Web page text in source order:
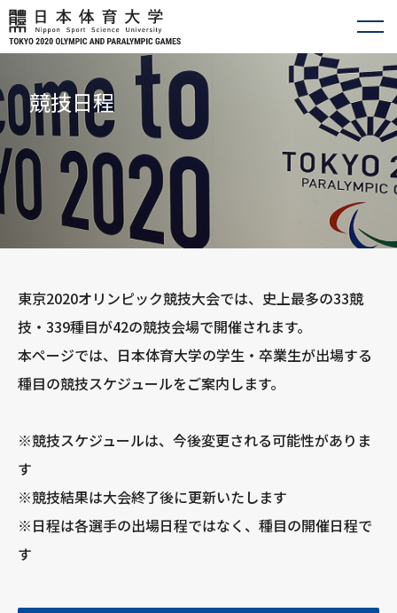
競技日程
東京2020オリンピック競技大会では、史上最多の33競
技・339種目が42の競技会場で開催されます。
本ページでは、日本体育大学の学生・卒業生が出場する
種目の競技スケジュールをご案内します。
※競技スケジュールは、今後変更される可能性がありま
す
※競技結果は大会終了後に更新いたします
※日程は各選手の出場日程ではなく、種目の開催日程で
す